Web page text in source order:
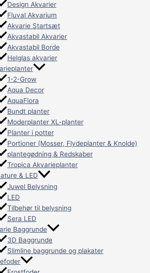
Design Akvarier
Fluval Akvarium
Akvarie Startsæt
Akvastabil Akvarier
Akvastabil Borde
Helglas akvarier
1-2-Grow
Aqua Decor
AquaFlora
Bundt planter
Moderplanter XL-planter
Planter i potter
Portioner (Mosser, Flydeplanter & Knolde)
plantegødning & Redskaber
Tropica Akvarieplanter
& LED
Juwel Belysning
LED
Tilbehør til belysning
Sera LED
Baggrunde
3D Baggrunde
Slimline baggrunde og plakater